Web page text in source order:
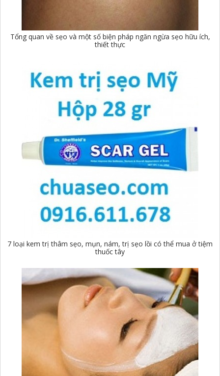
Tổng quan về sẹo và một số biện pháp ngăn ngừa sẹo hữu ích,
thiết thực
7 loại kem trị thâm sẹo, mụn, nám, trị sẹo lồi có thể mua ở tiệm
thuốc tây